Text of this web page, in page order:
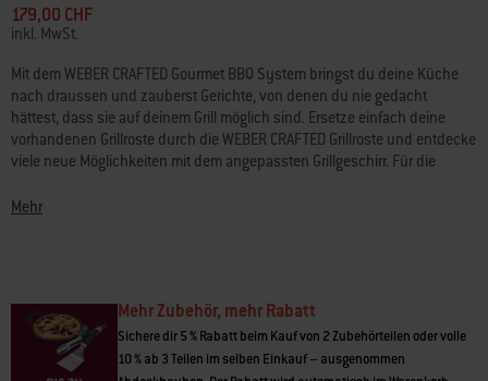
5
Sternen,
durchschnittlicher
Bewertungswert.
Read
14
Reviews.
Link
zur
gleichen
179,00 CHF
inkl. MwSt.
Mit dem WEBER CRAFTED Gourmet BBQ System bringst du deine Küche
nach draussen und zauberst Gerichte, von denen du nie gedacht
hättest, dass sie auf deinem Grill möglich sind. Ersetze einfach deine
vorhandenen Grillroste durch die WEBER CRAFTED Grillroste und entdecke
viele neue Möglichkeiten mit dem angepassten Grillgeschirr. Für die
Basis-Rahmen-Set erforderlich.
• 2er-Set
Mehr
Mehr Zubehör, mehr Rabatt
Sichere dir 5 % Rabatt beim Kauf von 2 Zubehörteilen oder volle
10 % ab 3 Teilen im selben Einkauf – ausgenommen